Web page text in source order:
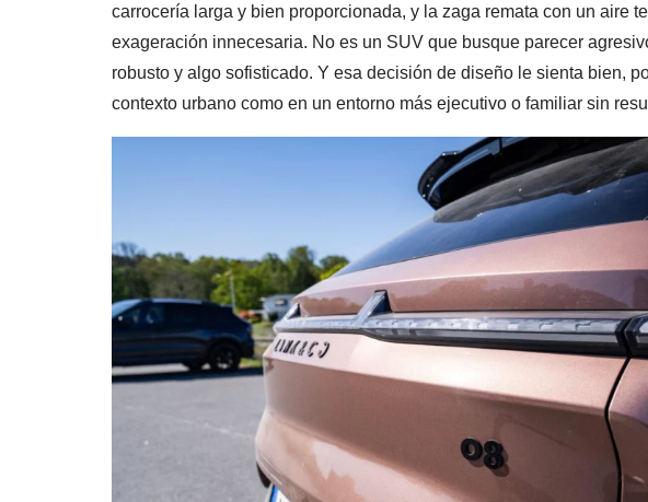
carrocería larga y bien proporcionada, y la zaga remata con un aire
exageración innecesaria. No es un SUV que busque parecer
robusto y algo sofisticado. Y esa decisión de diseño le sienta bien,
contexto urbano como en un entorno más ejecutivo o familiar sin